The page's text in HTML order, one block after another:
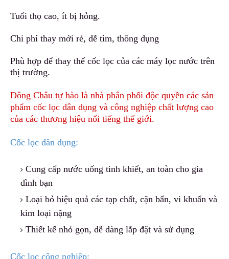
Tuổi thọ cao, ít bị hỏng.
Chi phí thay mới rẻ, dễ tìm, thông dụng
Phù hợp để thay thế cốc lọc của các máy lọc nước trên
thị trường.
Đông Châu tự hào là nhà phân phối độc quyền các sản
phẩm cốc lọc dân dụng và công nghiệp chất lượng cao
của các thương hiệu nổi tiếng thế giới.
Cốc lọc dân dụng:
Cung cấp nước uống tinh khiết, an toàn cho gia
đình bạn
Loại bỏ hiệu quả các tạp chất, cặn bẩn, vi khuẩn và
kim loại nặng
Thiết kế nhỏ gọn, dễ dàng lắp đặt và sử dụng
Cốc lọc công nghiệp: